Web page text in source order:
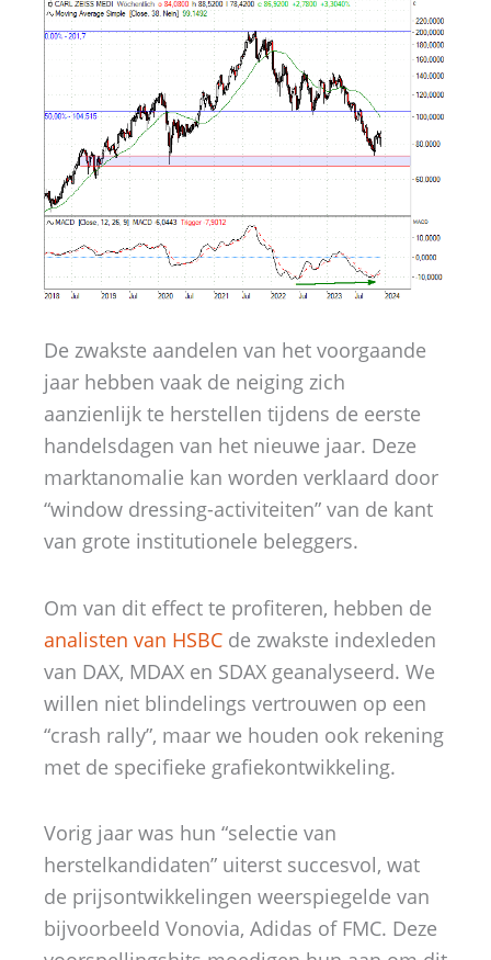
De zwakste aandelen van het voorgaande
jaar hebben vaak de neiging zich
aanzienlijk te herstellen tijdens de eerste
handelsdagen van het nieuwe jaar. Deze
marktanomalie kan worden verklaard door
“window dressing-activiteiten” van de kant
van grote institutionele beleggers.
Om van dit effect te profiteren, hebben de
analisten van HSBC de zwakste indexleden
van DAX, MDAX en SDAX geanalyseerd. We
willen niet blindelings vertrouwen op een
“crash rally”, maar we houden ook rekening
met de specifieke grafiekontwikkeling.
Vorig jaar was hun “selectie van
herstelkandidaten” uiterst succesvol, wat
de prijsontwikkelingen weerspiegelde van
bijvoorbeeld Vonovia, Adidas of FMC. Deze